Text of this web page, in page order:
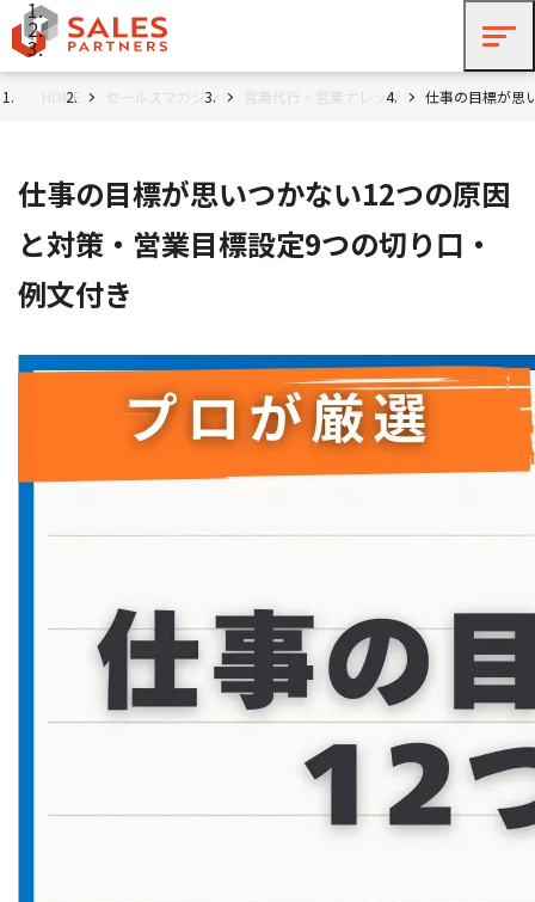
HOME セールスマガジン 営業代行・営業ナレッジ 仕事の目標が思
仕事の目標が思いつかない12つの原因
と対策・営業目標設定9つの切り口・
例文付き